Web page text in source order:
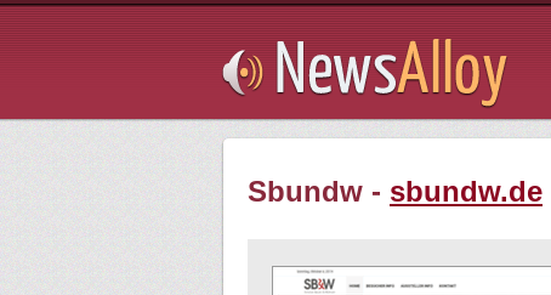
Sbundw - sbundw.de